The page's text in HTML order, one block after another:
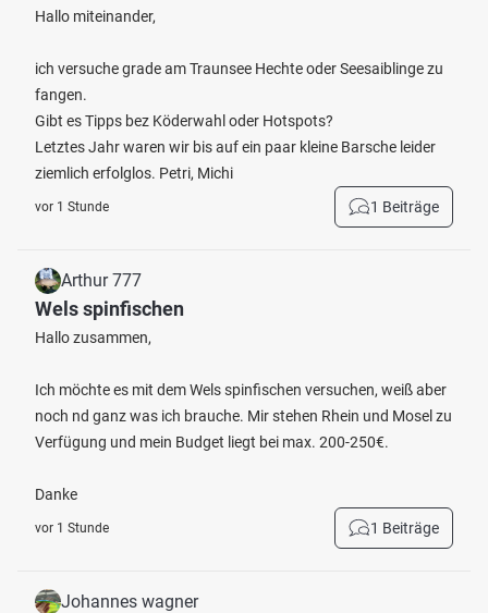
Hallo miteinander,
ich versuche grade am Traunsee Hechte oder Seesaiblinge zu
fangen.
Gibt es Tipps bez Köderwahl oder Hotspots?
Letztes Jahr waren wir bis auf ein paar kleine Barsche leider
ziemlich erfolglos. Petri, Michi
vor 1 Stunde 1 Beiträge
Arthur 777
Wels spinfischen
Hallo zusammen,
Ich möchte es mit dem Wels spinfischen versuchen, weiß aber
noch nd ganz was ich brauche. Mir stehen Rhein und Mosel zu
Verfügung und mein Budget liegt bei max. 200-250€.
Danke
vor 1 Stunde 1 Beiträge
Johannes wagner